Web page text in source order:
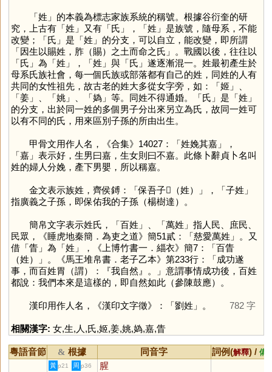
「姓 」的本義為標志家族系統的稱號。根據谷衍奎的研
究，上古有「姓 」又有「氏 」，「姓 」是族號，隨母系，不能
改變；「氏 」是「姓 」的分支，可以自立，能改變，即所謂
「因生以賜姓，胙（賜）之土而命之氏」。戰國以後，往往以
「氏 」為「姓 」，「姓 」與「氏 」遂逐漸混一。姓最初產生於
母系氏族社會，每一個氏族或部落都有自己的姓，同姓的人有
共同的女性祖先，故古老的姓大多從女字旁，如：「姬」、
「姜」、「姚」、「媯」等。同姓不得通婚。「氏 」是「姓 」
的分支，出於同一姓的多個男子分出來另立為氏，故同一姓可
以有不同的氏，用來區別子孫的所由出生。
甲骨文用作人名，《合集》14027：「姓娩其嘉」，
「嘉」表示好，生男曰嘉，生女則曰不嘉。此條卜辭貞卜名叫
姓的婦人分娩，產下男嬰，所以稱嘉。
金文表示族姓，齊侯鎛：「保吾子𠇷（姓）」，「子姓」
指廣義之子孫，即保佑我的子孫（楊樹達）。
簡帛文字表示姓氏，「百姓」、「萬姓」指人民、庶民、
民眾，《睡虎地秦簡．為吏之道》簡51貳：「慈愛萬姓」。又
借「眚」為「姓 」，《上博竹書一．緇衣》簡7：「百眚
（姓）」。《馬王堆帛書．老子乙本》第233行：「成功遂
事，而百姓胃（謂）：『我自然』。」意謂事情成功後，百姓
都說：我們本來是這樣的，即自然如此（參陳鼓應）。
漢印用作人名，《漢印文字徵》：「劉姓」。 782 字
相關漢字: 女,生,人,氏,姬,姜,姚,媯,嘉,眚
粵語音節 & 根據 同音字 詞例(解釋) / 備
黃 p21 周 p36 腥